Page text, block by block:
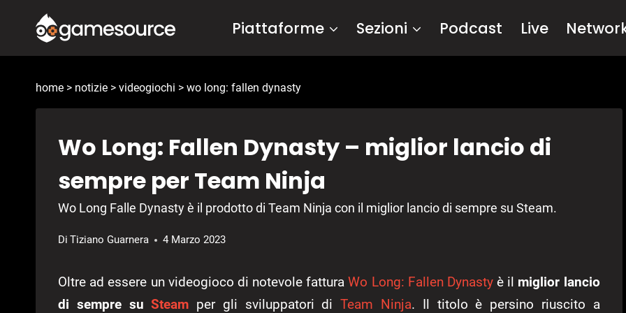
contenuto
Piattaforme Sezioni Podcast Live
home > notizie > videogiochi > wo long: fallen dynasty
Wo Long: Fallen Dynasty – miglior lancio di
sempre per Team Ninja
Wo Long Falle Dynasty è il prodotto di Team Ninja con il miglior lancio di sempre su Steam.
Di Tiziano Guarnera 4 Marzo 2023
Oltre ad essere un videogioco di notevole fatturaWo Long: Fallen Dynastyè il miglior lancio
di sempre suSteam per gli sviluppatori diTeam Ninja. Il titolo è persino riuscito a